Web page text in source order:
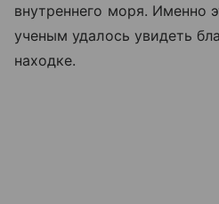
внутреннего моря. Именно
ученым удалось увидеть
находке.